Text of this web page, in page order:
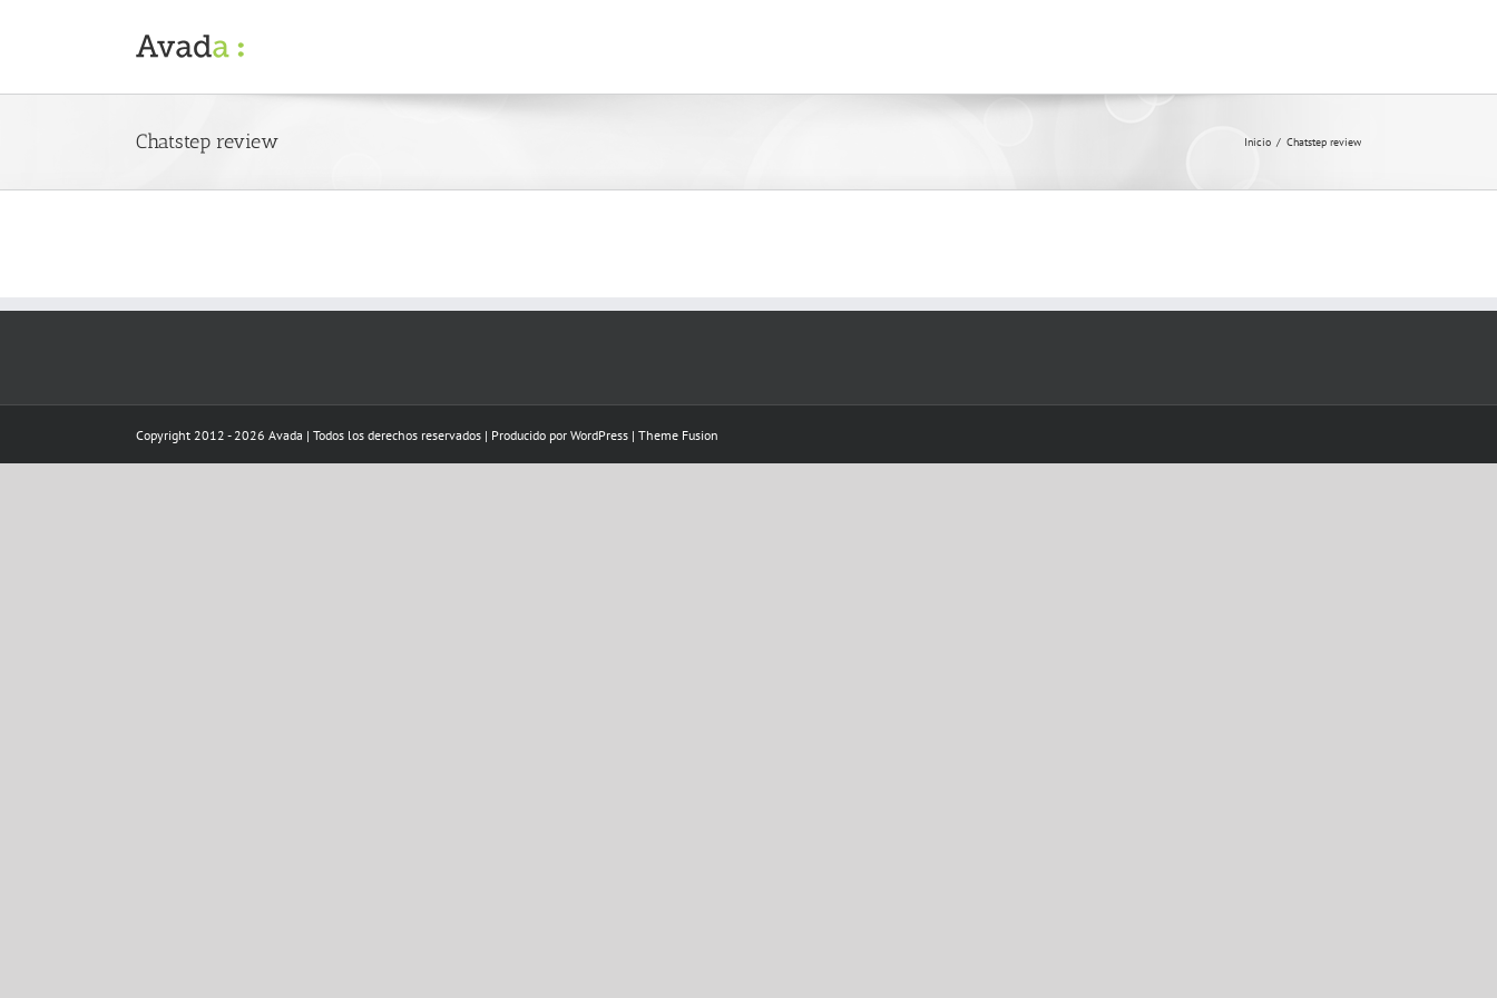
Chatstep review Inicio / Chatstep review
Copyright 2012 - 2026 Avada | Todos los derechos reservados | Producido por WordPress | Theme Fusion